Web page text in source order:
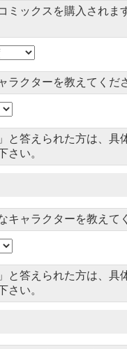
ミックスを購入されま
ラクターを教えてくだ
と答えられた方は、具
さい。
キャラクターを教えて
と答えられた方は、具
さい。